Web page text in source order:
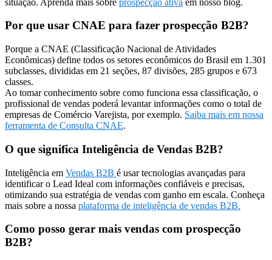
Por que usar CNAE para fazer prospecção B2B?
Porque a CNAE (Classificação Nacional de Atividades
Econômicas) define todos os setores econômicos do Brasil em 1.301
subclasses, divididas em 21 seções, 87 divisões, 285 grupos e 673
classes.
Ao tomar conhecimento sobre como funciona essa classificação, o
profissional de vendas poderá levantar informações como o total de
empresas de Comércio Varejista, por exemplo. Saiba mais em nossa
ferramenta de Consulta CNAE.
O que significa Inteligência de Vendas B2B?
Inteligência em Vendas B2B é usar tecnologias avançadas para
identificar o Lead Ideal com informações confiáveis e precisas,
otimizando sua estratégia de vendas com ganho em escala. Conheça
mais sobre a nossa plataforma de inteligência de vendas B2B.
Como posso gerar mais vendas com prospecção
B2B?